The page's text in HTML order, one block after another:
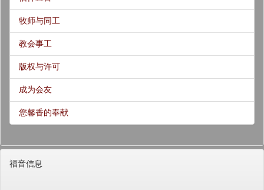
牧师与同工
教会事工
版权与许可
成为会友
您馨香的奉献
福音信息